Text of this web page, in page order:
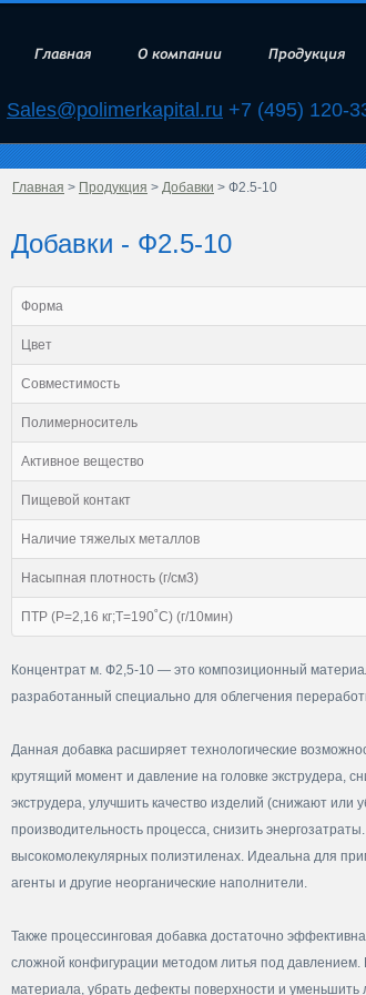
+7 (495) 120-
Sales@polimerkapital.ru
Главная О компании Продукция
Главная > Продукция > Добавки > Ф2.5-10
Добавки - Ф2.5-10
Форма
Цвет
Совместимость
Полимерноситель
Активное вещество
Пищевой контакт
Наличие тяжелых металлов
Насыпная плотность (г/см3)
ПТР (Р=2,16 кг;Т=190˚С) (г/10мин)
Концентрат м. Ф2,5-10 — это композиционный
разработанный специально для облегчения
Данная добавка расширяет технологические
крутящий момент и давление на головке экструдера,
экструдера, улучшить качество изделий (снижают
производительность процесса, снизить
высокомолекулярных полиэтиленах. Идеальна для
агенты и другие неорганические наполнители.
Также процессинговая добавка достаточно
сложной конфигурации методом литья под
материала, убрать дефекты поверхности и